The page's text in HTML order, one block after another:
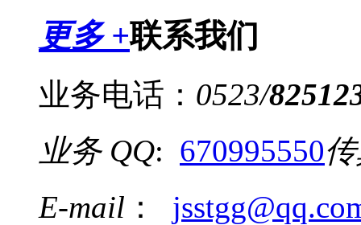
更多 +联系我们
业务电话： 0523/
业务 QQ: 670995550
E-mail ：